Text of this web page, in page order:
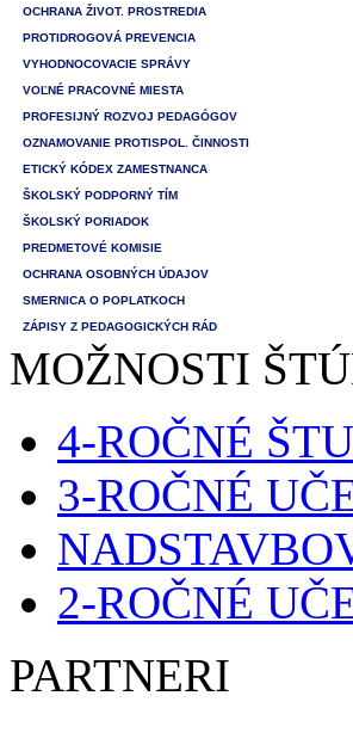
OCHRANA ŽIVOT. PROSTREDIA
PROTIDROGOVÁ PREVENCIA
VYHODNOCOVACIE SPRÁVY
VOĽNÉ PRACOVNÉ MIESTA
PROFESIJNÝ ROZVOJ PEDAGÓGOV
OZNAMOVANIE PROTISPOL. ČINNOSTI
ETICKÝ KÓDEX ZAMESTNANCA
ŠKOLSKÝ PODPORNÝ TÍM
ŠKOLSKÝ PORIADOK
PREDMETOVÉ KOMISIE
OCHRANA OSOBNÝCH ÚDAJOV
SMERNICA O POPLATKOCH
ZÁPISY Z PEDAGOGICKÝCH RÁD
MOŽNOSTI
4-ROČNÉ
3-ROČNÉ
2-ROČNÉ
PARTNERI